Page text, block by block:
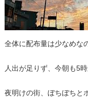
全体に配布量は少なめな
人出が足りず、今朝も5
夜明けの街、ぼちぼちと